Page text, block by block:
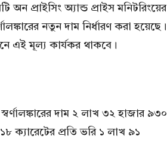
অন প্রাইসিং অ্যান্ড প্রাইস মনিটরিংয়ের
নতুন দাম নির্ধারণ করা হয়েছে।
এই মূল্য কার্যকর থাকবে।
দাম ২ লাখ ৩২ হাজার ৯৩০
ক্যারেটের প্রতি ভরি ১ লাখ ৯১